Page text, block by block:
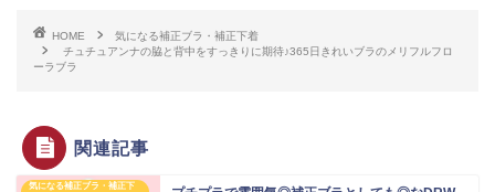
HOME
気になる補正ブラ・補正下着
チュチュアンナの脇と背中をすっきりに期待♪365日きれいブラのメリフルフロ
ーラブラ
関連記事
気になる補正ブラ・補正下